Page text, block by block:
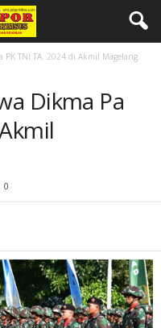
TNI TA. 2024 di Akmil Magelang
Dikma Pa
0